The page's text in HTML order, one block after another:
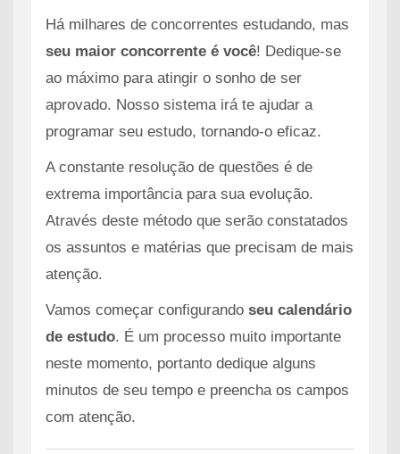
Há milhares de concorrentes estudando, mas
seu maior concorrente é você! Dedique-se
ao máximo para atingir o sonho de ser
aprovado. Nosso sistema irá te ajudar a
programar seu estudo, tornando-o eficaz.
A constante resolução de questões é de
extrema importância para sua evolução.
Através deste método que serão constatados
os assuntos e matérias que precisam de mais
atenção.
Vamos começar configurando seu calendário
de estudo. É um processo muito importante
neste momento, portanto dedique alguns
minutos de seu tempo e preencha os campos
com atenção.